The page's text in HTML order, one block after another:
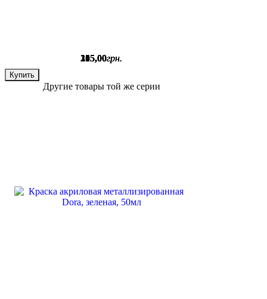
215,00грн.
Купить
155,00грн.
Купить
305,00грн.
Купить
Другие товары той же серии